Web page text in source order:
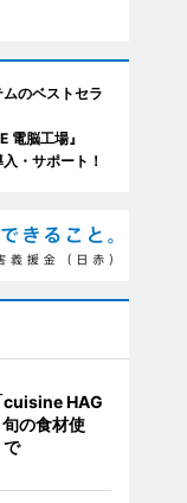
のベストセラ
電脳工場』
・サポート！
cuisine HAG
の食材使